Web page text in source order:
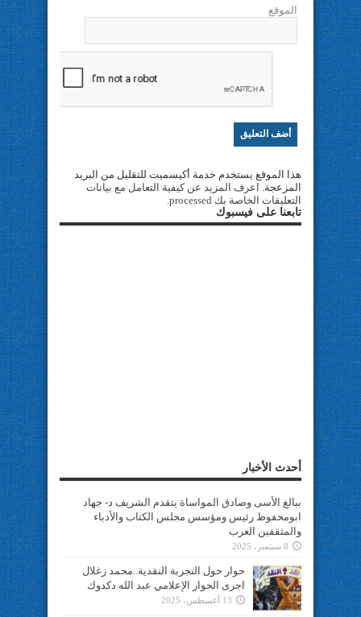
الموقع
هذا الموقع يستخدم خدمة أكيسميت للتقليل من البريد
المزعجة. اعرف المزيد عن كيفية التعامل مع بيانات
التعليقات الخاصة بك processed
تابعنا على فيسبوك
أحدث الأخبار
ببالغ الأسى وصادق المواساة يتقدم الشريف د- جهاد
ابومحفوظ رئيس ومؤسس مجلس الكتاب والأدباء
والمثقفين العرب
8 سبتمبر، 2025
حوار حول التجربة النقدية..محمد زغلال
اجرى الحوار الإعلامي عبد الله دكدوك
13 أغسطس، 2025